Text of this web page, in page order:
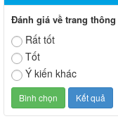
Đánh giá về trang
Rất tốt
Tốt
Ý kiến khác